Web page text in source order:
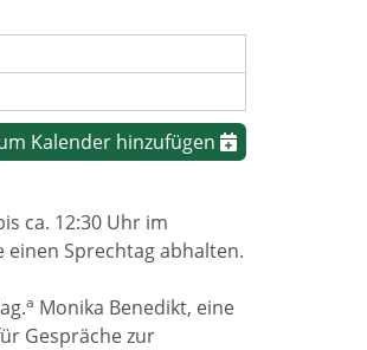
Kalender hinzufügen
ca. 12:30 Uhr im
Sprechtag abhalten.
a Monika Benedikt, eine
Gespräche zur